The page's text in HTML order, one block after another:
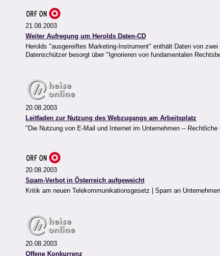
21.08.2003
Weiter Aufregung um Herolds Daten-CD
Herolds "ausgereiftes Marketing-Instrument" enthält Daten von
Datenschützer besorgt über "Ignorieren von fundamentalen
20.08.2003
Leitfaden zur Nutzung des Webzugangs am Arbeitsplatz
"Die Nutzung von E-Mail und Internet im Unternehmen --
20.08.2003
Spam-Verbot in Österreich aufgeweicht
Kritik am neuen Telekommunikationsgesetz | Spam an
20.08.2003
Offene Konkurrenz